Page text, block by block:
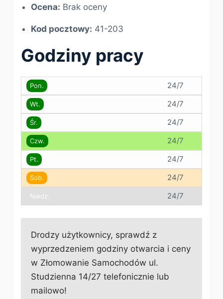
Ocena: Brak oceny
Kod pocztowy: 41-203
Godziny pracy
Pon. 24/7
Wt. 24/7
Śr. 24/7
Czw. 24/7
Pt. 24/7
Sob. 24/7
Niedz. 24/7
Drodzy użytkownicy, sprawdź z
wyprzedzeniem godziny otwarcia i ceny
w Złomowanie Samochodów ul.
Studzienna 14/27 telefonicznie lub
mailowo!